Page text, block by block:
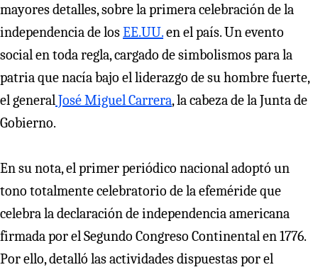
mayores detalles, sobre la primera celebración de la
independencia de losEE.UU.en el país. Un evento
social en toda regla, cargado de simbolismos para la
patria que nacía bajo el liderazgo de su hombre fuerte,
el generalJosé Miguel Carrera, la cabeza de la Junta de
Gobierno.
En su nota, el primer periódico nacional adoptó un
tono totalmente celebratorio de la efeméride que
celebra la declaración de independencia americana
firmada por el Segundo Congreso Continental en 1776.
Por ello, detalló las actividades dispuestas por el